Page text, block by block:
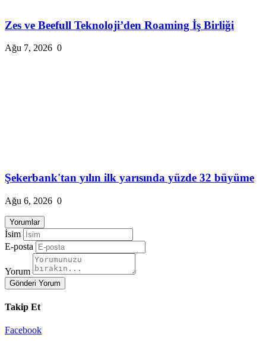
Zes ve Beefull Teknoloji’den Roaming İş Birliği
Ağu 7, 2026 0
Şekerbank'tan yılın ilk yarısında yüzde 32 büyüme
Ağu 6, 2026 0
Yorumlar
İsim
E-posta
Yorum
Gönderi Yorum
Takip Et
Facebook